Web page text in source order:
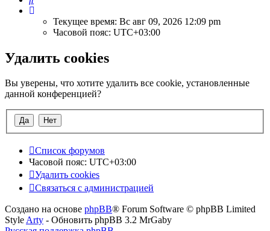
Текущее время: Вс авг 09, 2026 12:09 pm
Часовой пояс: UTC+03:00
Удалить cookies
Вы уверены, что хотите удалить все cookie, установленные
данной конференцией?
Список форумов
Часовой пояс: UTC+03:00
Удалить cookies
Связаться с администрацией
Создано на основе phpBB® Forum Software © phpBB Limited
Style Arty - Обновить phpBB 3.2 MrGaby